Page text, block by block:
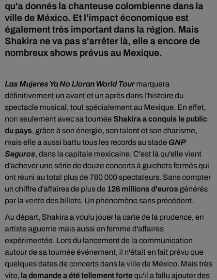
qu'a donnés la chanteuse colombienne dans la
ville de México. Et l'impact économique est
également très important dans la région. Mais
Shakira ne va pas s'arrêter là, elle a encore de
nombreux shows prévus au Mexique.
Las Mujeres Ya No Lloran World Tourmarquera
définitivement un avant et un après dans l'histoire du
spectacle musical, tout spécialement au Mexique. En effet,
non seulement avec sa tournée Shakira a conquis le public
du pays, grâce à son énergie, son talent et son charisme,
mais elle a aussi battu tous les records au stade GNP
Seguros, dans la capitale mexicaine. C'est là qu'elle vient
d'achever une série de douze concerts à guichets fermés qui
ont réuni au total plus de 780 000 spectateurs. Sans compter
un chiffre d'affaires de plus de 126 millions d'euros générés
par la vente des billets. Un phénomène sans précédent.
Au départ, Shakira a voulu jouer la carte de la prudence, en
artiste aguerrie mais aussi en femme d'affaires
expérimentée. Lors du lancement de la communication
autour de sa tournée événement, il n'était en fait prévu que
quelques dates de concerts dans la ville de México. Mais très
vite, la demande a été tellement fortequ'il a fallu ajouter des